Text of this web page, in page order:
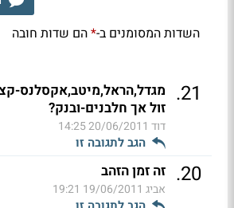
השדות המסומנים ב-*הם שדות חובה
21
. מגדל,הראל,מיטב,אקסלנס-
זול אך חלבנים-ובנק?
דוד 20/06/2011 14:25
הגב לתגובה זו
20
. זה זמן הזהב
אביג 19/06/2011 19:21